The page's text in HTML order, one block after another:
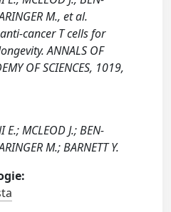
M., et al.
cancer T cells for
ANNALS OF
OF SCIENCES, 1019,
E.; MCLEOD J.; BEN-
M.; BARNETT Y.